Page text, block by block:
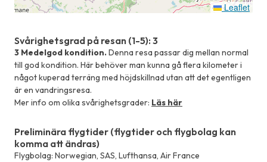
Leaflet
Svårighetsgrad på resan (1-5): 3
3 Medelgod kondition.Denna resa passar dig mellan normal
till god kondition. Här behöver man kunna gå flera kilometer i
något kuperad terräng med höjdskillnad utan att det egentligen
är en vandringsresa.
Mer info om olika svårighetsgrader: Läs här
Preliminära flygtider (flygtider och flygbolag kan
komma att ändras)
Flygbolag: Norwegian, SAS, Lufthansa, Air France